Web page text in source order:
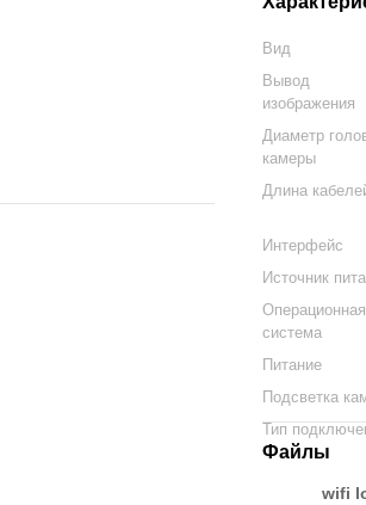
Вид
Вывод
изображения
Диаметр
камеры
Длина
Интерфейс
Источник
Операционная
система
Питание
Подсветка
Тип
Файлы
wifi